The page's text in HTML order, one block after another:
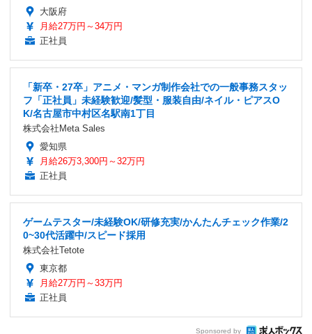
大阪府
月給27万円～34万円
正社員
「新卒・27卒」アニメ・マンガ制作会社での一般事務スタッ
フ「正社員」未経験歓迎/髪型・服装自由/ネイル・ピアスO
K/名古屋市中村区名駅南1丁目
株式会社Meta Sales
愛知県
月給26万3,300円～32万円
正社員
ゲームテスター/未経験OK/研修充実/かんたんチェック作業/2
0~30代活躍中/スピード採用
株式会社Tetote
東京都
月給27万円～33万円
正社員
Sponsored by